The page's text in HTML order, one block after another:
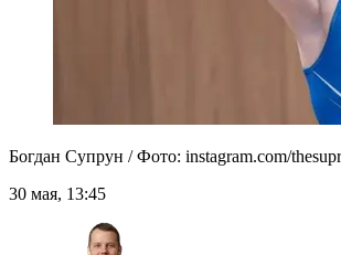
Богдан Супрун / Фото: instagram.com/
30 мая, 13:45